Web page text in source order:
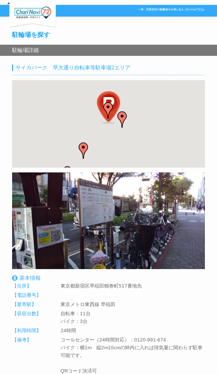
駐輪場を探す
駐輪場詳細
サイカパーク 早大通り自転車等駐車場2エリア
基本情報
【住所】
東京都新宿区早稲田鶴巻町517番地先
【電話番号】
【最寄駅】
東京メトロ東西線 早稲田
【収容台数】
自転車：11台
バイク：3台
【利用時間】
24時間
【備考】
コールセンター（24時間対応）：0120-991-674
バイク：横1m 縦2m10cmの枠内に入れば排気量に関わらず駐車
可能です。
QRコード決済可